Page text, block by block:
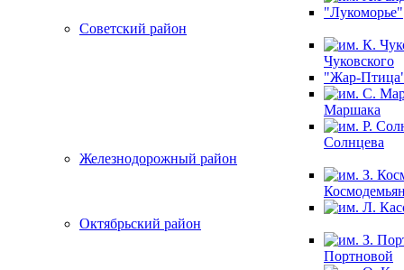
"Лукоморье"
Советский район
Чуковского
"Жар-
Маршака
Солнцева
Железнодорожный район
Октябрьский район
Портновой